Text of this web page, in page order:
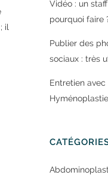
il
Vidéo : un
pourquoi faire
Publier des
sociaux : très
Entretien